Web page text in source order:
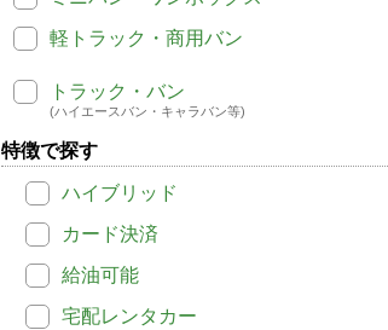
軽トラック・商用バン
トラック・バン
(ハイエースバン・キャラバン等)
特徴で探す
ハイブリッド
カード決済
給油可能
宅配レンタカー